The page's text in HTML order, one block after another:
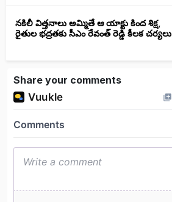
నకిలీ విత్తనాలు అమ్మితే ఆ యాక్టు కింద శిక్ష,
రైతుల భద్రతకు సీఎం రేవంత్ రెడ్డి కీలక చర్యలు
Share your comments